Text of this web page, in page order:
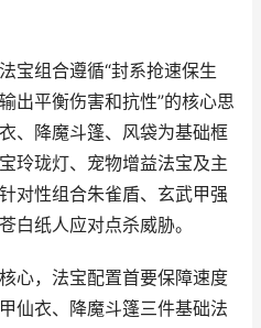
宝组合遵循“封系抢速保生
出平衡伤害和抗性”的核心思
、降魔斗篷、风袋为基础框
玲珑灯、宠物增益法宝及主
对性组合朱雀盾、玄武甲强
白纸人应对点杀威胁。
心，法宝配置首要保障速度
仙衣、降魔斗篷三件基础法